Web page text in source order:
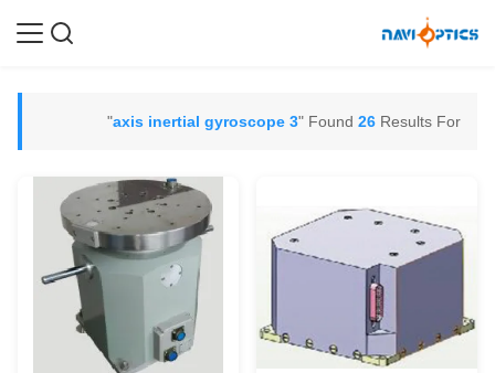
Found 26 Results For "
3 axis inertial gyroscope
"